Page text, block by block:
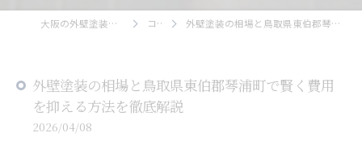
大阪の外壁塗装ならエンタープライズ コラム 外壁塗装の相場と鳥取県東伯郡琴浦町で賢く費用を抑える方法を徹底解説
外壁塗装の相場と鳥取県東伯郡琴浦町で賢く費用
を抑える方法を徹底解説
2026/04/08